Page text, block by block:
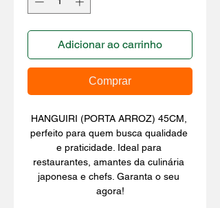
Adicionar ao carrinho
Comprar
HANGUIRI (PORTA ARROZ) 45CM,
perfeito para quem busca qualidade
e praticidade. Ideal para
restaurantes, amantes da culinária
japonesa e chefs. Garanta o seu
agora!